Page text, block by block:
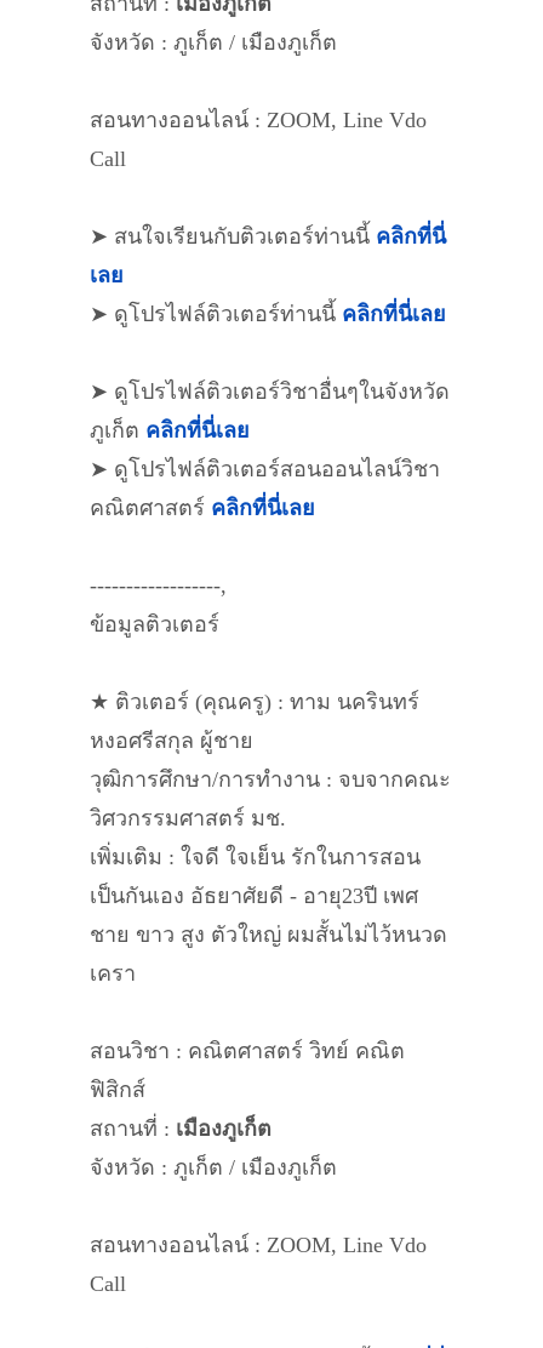
จังหวัด : ภูเก็ต / เมืองภูเก็ต
สอนทางออนไลน์ : ZOOM, Line Vdo
Call
➤ สนใจเรียนกับติวเตอร์ท่านนี้ คลิกที่นี่
เลย
➤ ดูโปรไฟล์ติวเตอร์ท่านนี้ คลิกที่นี่เลย
➤ ดูโปรไฟล์ติวเตอร์วิชาอื่นๆในจังหวัด
ภูเก็ต คลิกที่นี่เลย
➤ ดูโปรไฟล์ติวเตอร์สอนออนไลน์วิชา
คณิตศาสตร์ คลิกที่นี่เลย
------------------,
ข้อมูลติวเตอร์
★ ติวเตอร์ (คุณครู) : ทาม นครินทร์
หงอศรีสกุล ผู้ชาย
วุฒิการศึกษา/การทำงาน : จบจากคณะ
วิศวกรรมศาสตร์ มช.
เพิ่มเติม : ใจดี ใจเย็น รักในการสอน
เป็นกันเอง อัธยาศัยดี - อายุ23ปี เพศ
ชาย ขาว สูง ตัวใหญ่ ผมสั้นไม่ไว้หนวด
เครา
สอนวิชา : คณิตศาสตร์ วิทย์ คณิต
ฟิสิกส์
สถานที่ : เมืองภูเก็ต
จังหวัด : ภูเก็ต / เมืองภูเก็ต
สอนทางออนไลน์ : ZOOM, Line Vdo
Call